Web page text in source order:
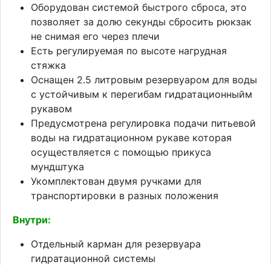
Оборудован системой быстрого сброса, это
позволяет за долю секунды сбросить рюкзак
не снимая его через плечи
Есть регулируемая по высоте нагрудная
стяжка
Оснащен 2.5 литровым резервуаром для воды
с устойчивым к перегибам гидратационныйм
рукавом
Предусмотрена регулировка подачи питьевой
воды на гидратационном рукаве которая
осуществляется с помощью прикуса
мундштука
Укомплектован двумя ручками для
транспортировки в разных положения
Внутри:
Отдельный карман для резервуара
гидратационной системы